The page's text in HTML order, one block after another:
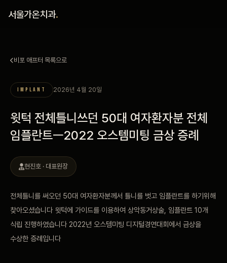
서울가온치과.
커뮤니티
안내
블로그
비포 애프터
비포 애프터 목록으로
IMPLANT 2026년 4월 20일
윗턱 전체틀니쓰던 50대 여자환자분 전체
임플란트ㅡ2022 오스템미팅 금상 증례
현진호 · 대표원장
전체틀니를 써오던 50대 여자환자분께서 틀니를 벗고 임플란트를 하기위해
찾아오셨습니다 윗턱에 가이드를 이용하여 상악동거상술, 임플란트 10개
식립 진행하였습니다 2022년 오스템미팅 디지털경연대회에서 금상을
수상한 증례입니다